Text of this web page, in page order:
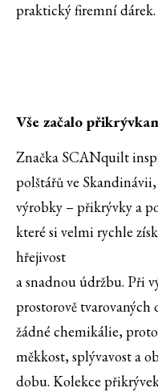
praktický firemní dárek.
Vše začalo
Značka SCANquilt
polštářů ve
výrobky – přikrývky a
které si velmi rychle
hřejivost
a snadnou údržbu. Při
prostorově
žádné chemikálie,
měkkost, splývavost a
dobu. Kolekce